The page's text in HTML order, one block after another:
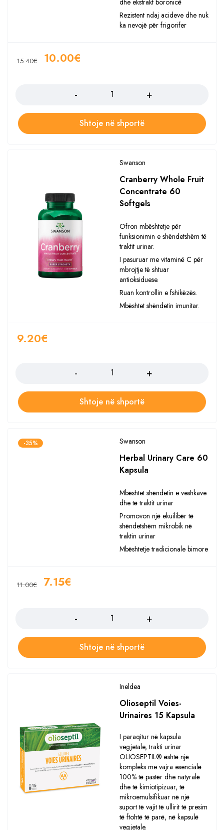
Rezistent ndaj acideve dhe nuk
ka nevojë për frigorifer
15.40€ 10.00€
Shtoje në shportë
Swanson
Cranberry Whole Fruit
Concentrate 60
Softgels
Ofron mbështetje për
funksionimin e shëndetshëm të
traktit urinar.
I pasuruar me vitaminë C për
mbrojtje të shtuar
antioksiduese.
Ruan kontrollin e fshikëzës.
Mbështet shëndetin imunitar.
9.20€
Shtoje në shportë
-35% Swanson
Herbal Urinary Care 60
Kapsula
Mbështet shëndetin e veshkave
dhe të traktit urinar
Promovon një ekuilibër të
shëndetshëm mikrobik në
traktin urinar
Mbështetje tradicionale bimore
11.00€ 7.15€
Shtoje në shportë
Ineldea
Olioseptil Voies-
Urinaires 15 Kapsula
I paraqitur në kapsula
vegjetale, trakti urinar
OLIOSEPTIL® është një
kompleks me vajra esencialë
100% të pastër dhe natyralë
dhe të kimiotipizuar, të
mikroemulsifikuar në një
suport të vajit të ullirit të presim
të ftohtë të parë, në kapsulë
vegjetale.